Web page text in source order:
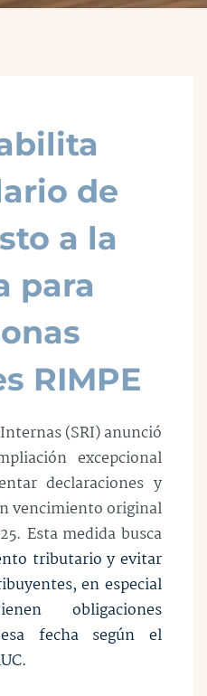
de
a la
para
RIMPE
(SRI) anunció
excepcional
declaraciones y
vencimiento original
. Esta medida busca
tributario y evitar
en especial
obligaciones
fecha según el